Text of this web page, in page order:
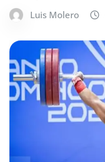
Luis Molero